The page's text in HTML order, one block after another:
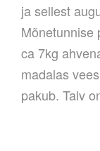
ja sellest
Mõnetunnise
ca 7kg
madalas
pakub. Talv